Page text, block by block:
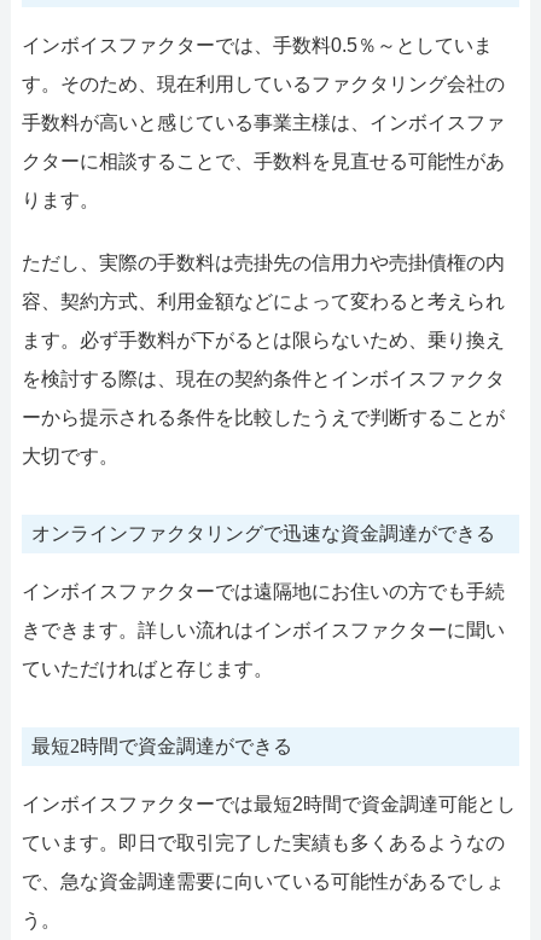
インボイスファクターでは、手数料0.5％～としていま
す。そのため、現在利用しているファクタリング会社の
手数料が高いと感じている事業主様は、インボイスファ
クターに相談することで、手数料を見直せる可能性があ
ります。
ただし、実際の手数料は売掛先の信用力や売掛債権の内
容、契約方式、利用金額などによって変わると考えられ
ます。必ず手数料が下がるとは限らないため、乗り換え
を検討する際は、現在の契約条件とインボイスファクタ
ーから提示される条件を比較したうえで判断することが
大切です。
オンラインファクタリングで迅速な資金調達ができる
インボイスファクターでは遠隔地にお住いの方でも手続
きできます。詳しい流れはインボイスファクターに聞い
ていただければと存じます。
最短2時間で資金調達ができる
インボイスファクターでは最短2時間で資金調達可能とし
ています。即日で取引完了した実績も多くあるようなの
で、急な資金調達需要に向いている可能性があるでしょ
う。